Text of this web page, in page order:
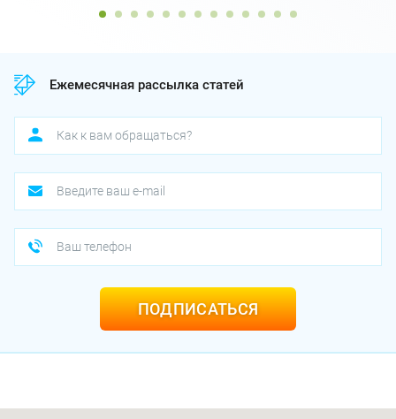
Ежемесячная рассылка статей
ПОДПИСАТЬСЯ